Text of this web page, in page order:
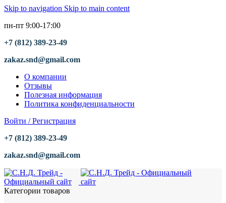
Skip to navigation Skip to main content
пн-пт 9:00-17:00
+7 (812) 389-23-49
zakaz.snd@gmail.com
О компании
Отзывы
Полезная информация
Политика конфиденциальности
Войти / Регистрация
+7 (812) 389-23-49
zakaz.snd@gmail.com
Категории товаров